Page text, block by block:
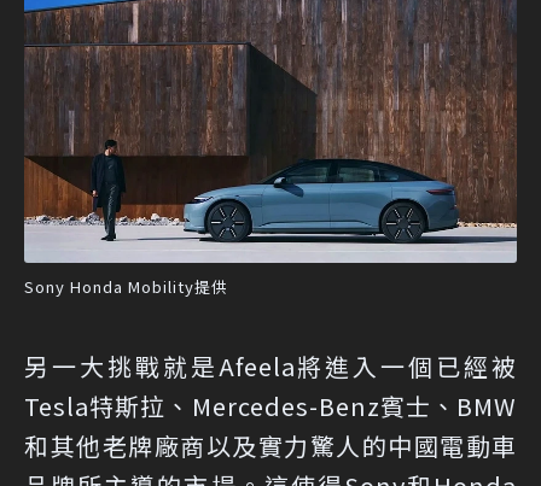
Sony Honda Mobility提供
另一大挑戰就是Afeela將進入一個已經被
Tesla特斯拉、Mercedes-Benz賓士、BMW
和其他老牌廠商以及實力驚人的中國電動車